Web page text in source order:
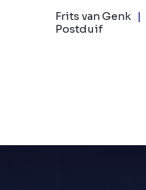
Frits van Genk
Postduif